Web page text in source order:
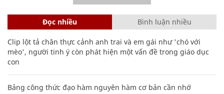
Đọc nhiều Bình luận nhiều
Clip lột tả chân thực cảnh anh trai và em gái như 'chó với
mèo', người tinh ý còn phát hiện một vấn đề trong giáo dục
con
Bảng công thức đạo hàm nguyên hàm cơ bản cần nhớ